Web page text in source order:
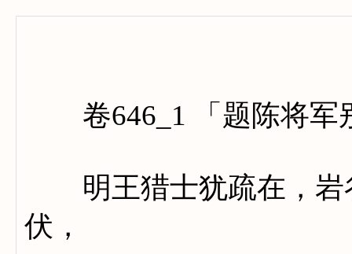
卷646_1 「题陈将军
明王猎士犹疏在，岩
伏，